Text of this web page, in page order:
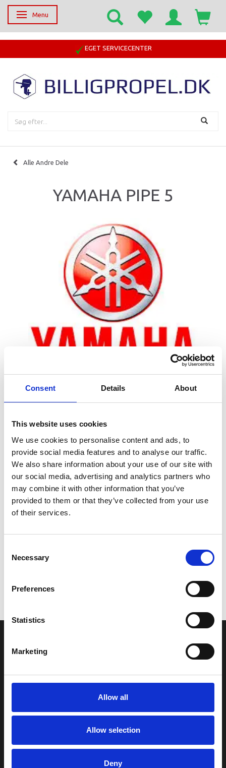
Consent Details About
This website uses cookies
We use cookies to personalise content and ads, to
provide social media features and to analyse our traffic.
We also share information about your use of our site with
our social media, advertising and analytics partners who
may combine it with other information that you’ve
provided to them or that they’ve collected from your use
of their services.
Selection
Necessary
Preferences
Statistics
Marketing
Allow all
Allow selection
Deny
Skifte navigation
Menu
EGET SERVICECENTER
Alle Andre Dele
YAMAHA PIPE 5
Leveringstid er 5-6 dag(e)
Model/varenr.: 6P2124850000
110,26 DKK
Læg i kurv
Vi oplever i øjeblikket store og hyppige prisændringer i markedet.
Derfor kan der i enkelte tilfælde være produkter, som ikke kan
INFORMATIONER
Fragt og levering
Betingelser & Vilkår
Købsgaranti